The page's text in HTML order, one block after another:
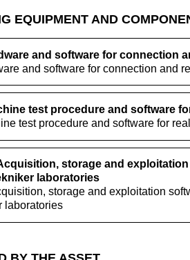
EQUIPMENT AND
and software for connection
and software for connection and
test procedure and software
test procedure and software for
storage and
laboratories
storage and exploitation
laboratories